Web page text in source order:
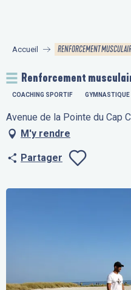
principal
Accueil RENFORCEMENT
Renforcement
COACHING SPORTIF GYMNASTIQUE
Avenue de la Pointe du Cap
M'y rendre
Partager